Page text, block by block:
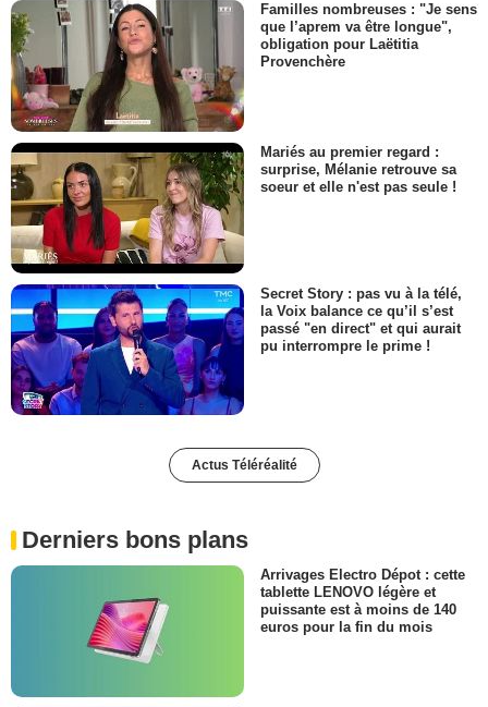
Familles nombreuses : "Je sens
que l’aprem va être longue",
obligation pour Laëtitia
Provenchère
Mariés au premier regard :
surprise, Mélanie retrouve sa
soeur et elle n'est pas seule !
Secret Story : pas vu à la télé,
la Voix balance ce qu’il s’est
passé "en direct" et qui aurait
pu interrompre le prime !
Actus Téléréalité
Derniers bons plans
Arrivages Electro Dépot : cette
tablette LENOVO légère et
puissante est à moins de 140
euros pour la fin du mois